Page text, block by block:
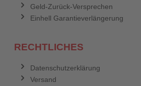
Geld-Zurück-Versprechen
Einhell Garantieverlängerung
RECHTLICHES
Datenschutzerklärung
Versand